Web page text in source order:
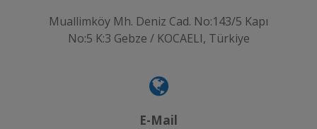
Muallimköy Mh. Deniz Cad. No:143/5 Kapı
No:5 K:3 Gebze / KOCAELI, Türkiye
E-Mail